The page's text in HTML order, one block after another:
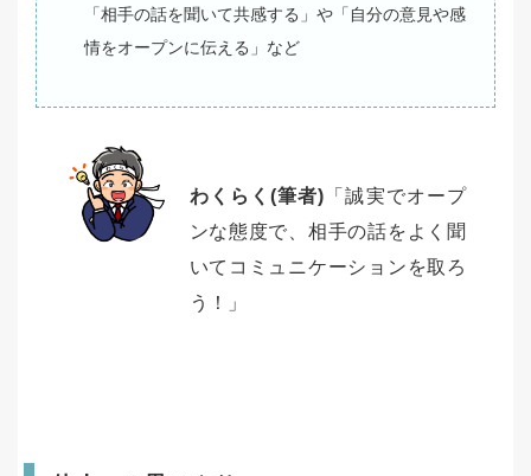
「相手の話を聞いて共感する」や「自分の意見や感
情をオープンに伝える」など
わくらく(筆者) 「誠実でオープ
ンな態度で、相手の話をよく聞
いてコミュニケーションを取ろ
う！」